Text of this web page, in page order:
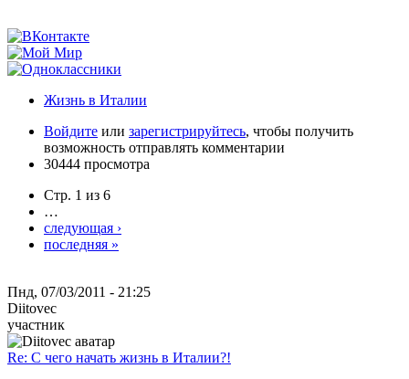
Жизнь в Италии
Войдите или зарегистрируйтесь, чтобы получить
возможность отправлять комментарии
30444 просмотра
Стр. 1 из 6
…
следующая ›
последняя »
Пнд, 07/03/2011 - 21:25
Diitovec
участник
Re: С чего начать жизнь в Италии?!